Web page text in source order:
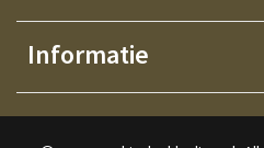
Informatie